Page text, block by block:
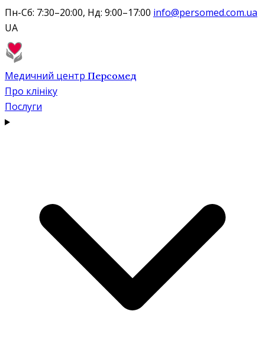
Пн-Сб: 7:30–20:00, Нд: 9:00–17:00 info@persomed.com.ua
UA
Медичний центр Персомед
Про клініку
Послуги